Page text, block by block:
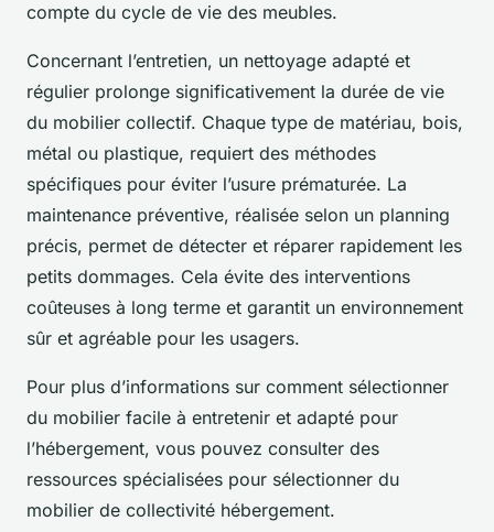
compte du cycle de vie des meubles.
Concernant l’entretien, un nettoyage adapté et
régulier prolonge significativement la durée de vie
du mobilier collectif. Chaque type de matériau, bois,
métal ou plastique, requiert des méthodes
spécifiques pour éviter l’usure prématurée. La
maintenance préventive, réalisée selon un planning
précis, permet de détecter et réparer rapidement les
petits dommages. Cela évite des interventions
coûteuses à long terme et garantit un environnement
sûr et agréable pour les usagers.
Pour plus d’informations sur comment sélectionner
du mobilier facile à entretenir et adapté pour
l’hébergement, vous pouvez consulter des
ressources spécialisées pour sélectionner du
mobilier de collectivité hébergement.